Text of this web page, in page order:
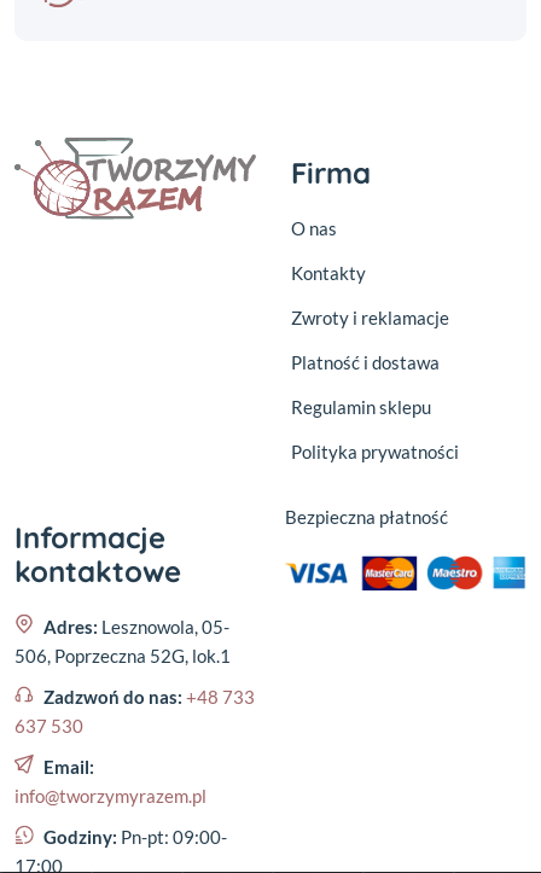
Firma
O nas
Kontakty
Zwroty i reklamacje
Platność i dostawa
Regulamin sklepu
Polityka prywatności
Informacje
kontaktowe
Adres: Lesznowola, 05-
506, Poprzeczna 52G, lok.1
Zadzwoń do nas: +48 733
637 530
Email:
info@tworzymyrazem.pl
Godziny: Pn-pt: 09:00-
17:00
Bezpieczna płatność